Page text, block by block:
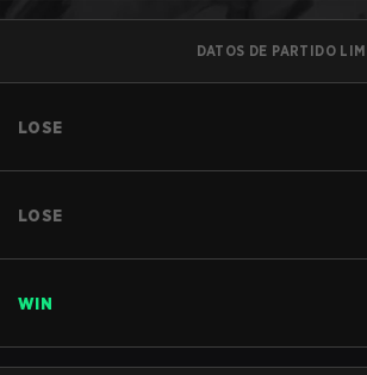
DATOS DE PARTIDO
LOSE
LOSE
WIN